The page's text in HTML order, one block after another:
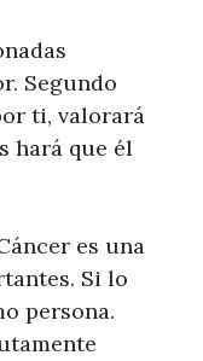
Segundo
ti, valorará
hará que él
es una
Si lo
persona.